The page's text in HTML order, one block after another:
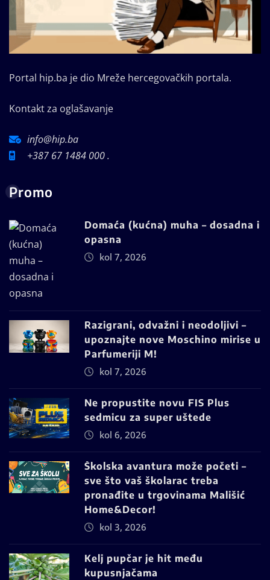
Portal hip.ba je dio Mreže hercegovačkih portala.
Kontakt za oglašavanje
info@hip.ba
+387 67 1484 000 .
Promo
Domaća (kućna) muha – dosadna i
opasna
kol 7, 2026
Razigrani, odvažni i neodoljivi –
upoznajte nove Moschino mirise u
Parfumeriji M!
kol 7, 2026
Ne propustite novu FIS Plus
sedmicu za super uštede
kol 6, 2026
Školska avantura može početi –
sve što vaš školarac treba
pronađite u trgovinama Mališić
Home&Decor!
kol 3, 2026
Kelj pupčar je hit među
kupusnjačama